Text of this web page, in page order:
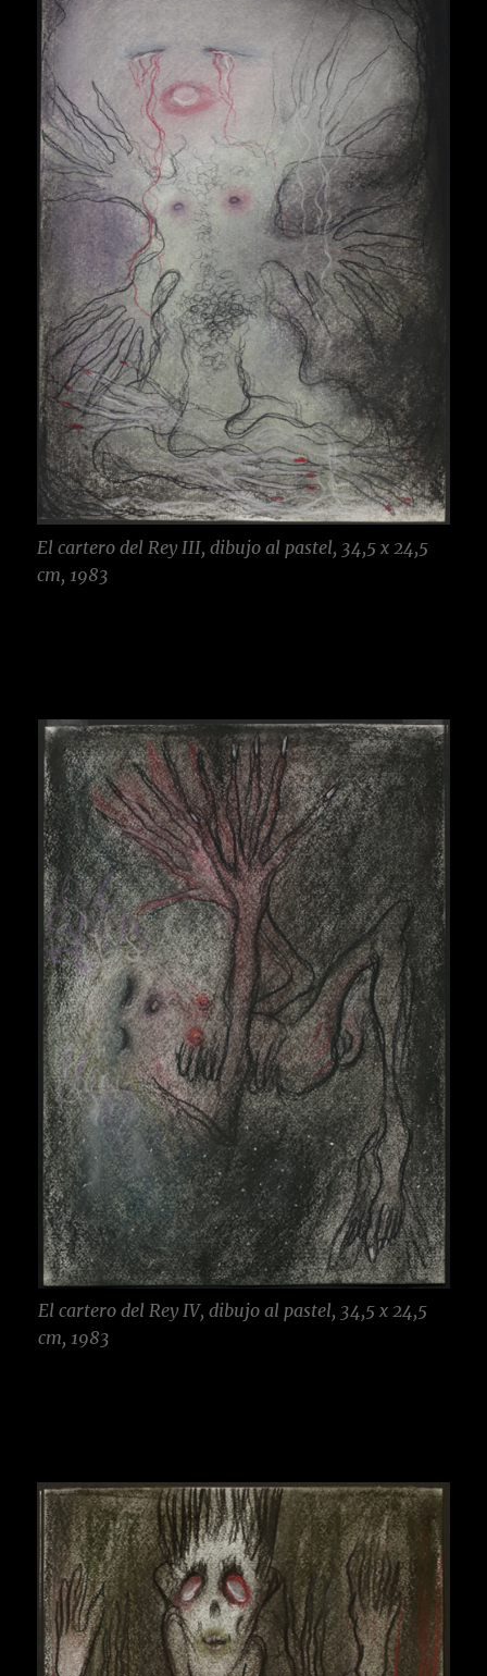
El cartero del Rey III, dibujo al pastel, 34,5 x 24,5
cm, 1983
El cartero del Rey IV, dibujo al pastel, 34,5 x 24,5
cm, 1983